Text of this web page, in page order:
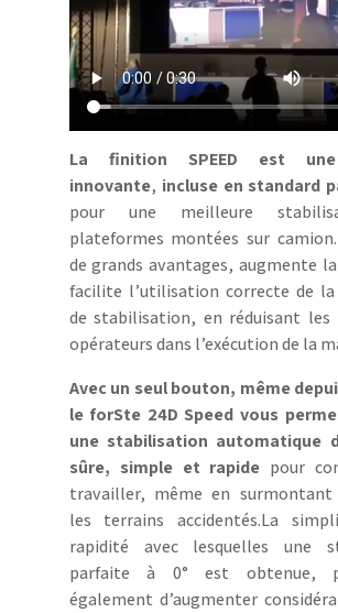
La finition SPEED est
innovante, incluse en standard
pour une meilleure
plateformes montées sur
de grands avantages, augmente
facilite l’utilisation correcte de
de stabilisation, en réduisant les
opérateurs dans l’exécution de la
Avec un seul bouton, même
le forSte 24D Speed vous
une stabilisation automatique
sûre, simple et rapide pour
travailler, même en surmontant
les terrains accidentés.La
rapidité avec lesquelles une
parfaite à 0° est obtenue,
également d’augmenter